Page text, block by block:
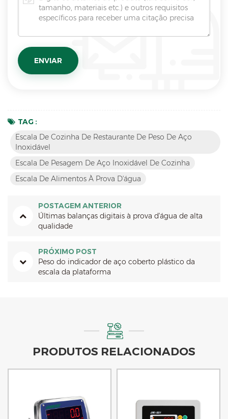
TAG :
Escala De Cozinha De Restaurante De Peso De Aço
Inoxidável
Escala De Pesagem De Aço Inoxidável De Cozinha
Escala De Alimentos À Prova D'água
POSTAGEM ANTERIOR
Últimas balanças digitais à prova d'água de alta
qualidade
PRÓXIMO POST
Peso do indicador de aço coberto plástico da
escala da plataforma
PRODUTOS RELACIONADOS